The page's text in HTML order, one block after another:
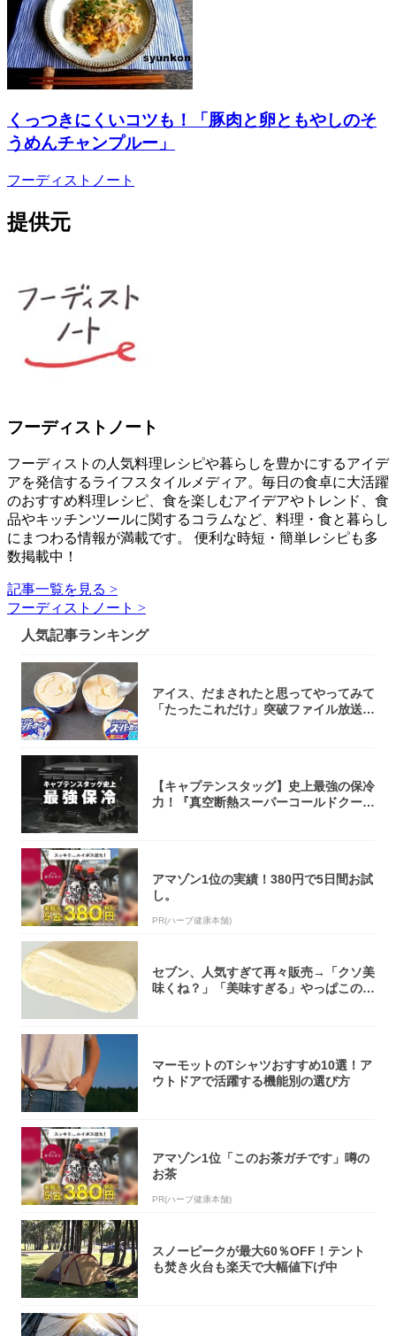
くっつきにくいコツも！「豚肉と卵ともやしのそ
うめんチャンプルー」
フーディストノート
提供元
フーディストノート
フーディストの人気料理レシピや暮らしを豊かにするアイデ
アを発信するライフスタイルメディア。毎日の食卓に大活躍
のおすすめ料理レシピ、食を楽しむアイデアやトレンド、食
品やキッチンツールに関するコラムなど、料理・食と暮らし
にまつわる情報が満載です。 便利な時短・簡単レシピも多
数掲載中！
記事一覧を見る >
フーディストノート >
人気記事ランキング
アイス、だまされたと思ってやってみて
「たったこれだけ」突破ファイル放送で
【キャプテンスタッグ】史上最強の保冷
力！『真空断熱スーパーコールドクーラ
アマゾン1位の実績！380円で5日間お試
し。
PR(ハーブ健康本舗)
セブン、人気すぎて再々販売→「クソ美
味くね？」「美味すぎる」やっぱこのク
マーモットのTシャツおすすめ10選！ア
ウトドアで活躍する機能別の選び方
アマゾン1位「このお茶ガチです」噂の
お茶
PR(ハーブ健康本舗)
スノーピークが最大60％OFF！テント
も焚き火台も楽天で大幅値下げ中